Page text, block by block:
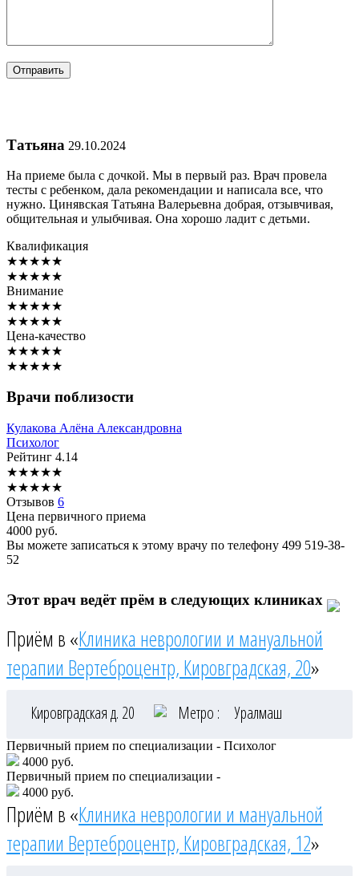
Татьяна 29.10.2024
На приеме была с дочкой. Мы в первый раз. Врач провела
тесты с ребенком, дала рекомендации и написала все, что
нужно. Цинявская Татьяна Валерьевна добрая, отзывчивая,
общительная и улыбчивая. Она хорошо ладит с детьми.
Квалификация
★★★★★
★★★★★
Внимание
★★★★★
★★★★★
Цена-качество
★★★★★
★★★★★
Врачи поблизости
Кулакова Алёна Александровна
Психолог
Рейтинг 4.14
★★★★★
★★★★★
Отзывов 6
Цена первичного приема
4000 руб.
Вы можете записаться к этому врачу по телефону 499 519-38-
52
Этот врач ведёт прём в следующих клиниках
Приём в «Клиника неврологии и мануальной
терапии Вертеброцентр, Кировградская, 20»
Кировградская д. 20 Метро : Уралмаш
Первичный прием по специализации - Психолог
4000 руб.
Первичный прием по специализации -
4000 руб.
Приём в «Клиника неврологии и мануальной
терапии Вертеброцентр, Кировградская, 12»